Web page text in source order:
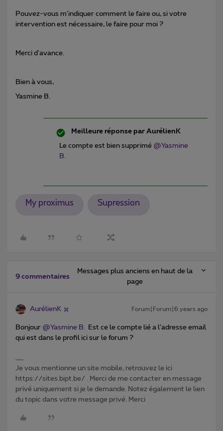
Pouvez-vous m'indiquer comment le faire ou, si votre
intervention est nécessaire, le faire pour moi ?
Merci d'avance.
Bien à vous,
Yasmine B.
Meilleure réponse par AurélienK
Le compte est bien supprimé @Yasmine
B.
My proximus Supression
9 commentaires
Messages plus anciens en haut de la
page
AurélienK Forum|Forum|6 years ago
Bonjour @Yasmine B. Est ce le compte lié a l’adresse email
qui est dans le profil ici sur le forum ?
Je vous mentionne un site mobile, retrouvez le ici
https://sites.bipt.be/ . Merci de me contacter en message
privé uniquement si je le demande. Notez également le lien
du topic dans votre message privé. Merci